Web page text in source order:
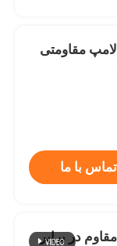
ولت لامپ مقاومتی
تماس با ما
در برابر